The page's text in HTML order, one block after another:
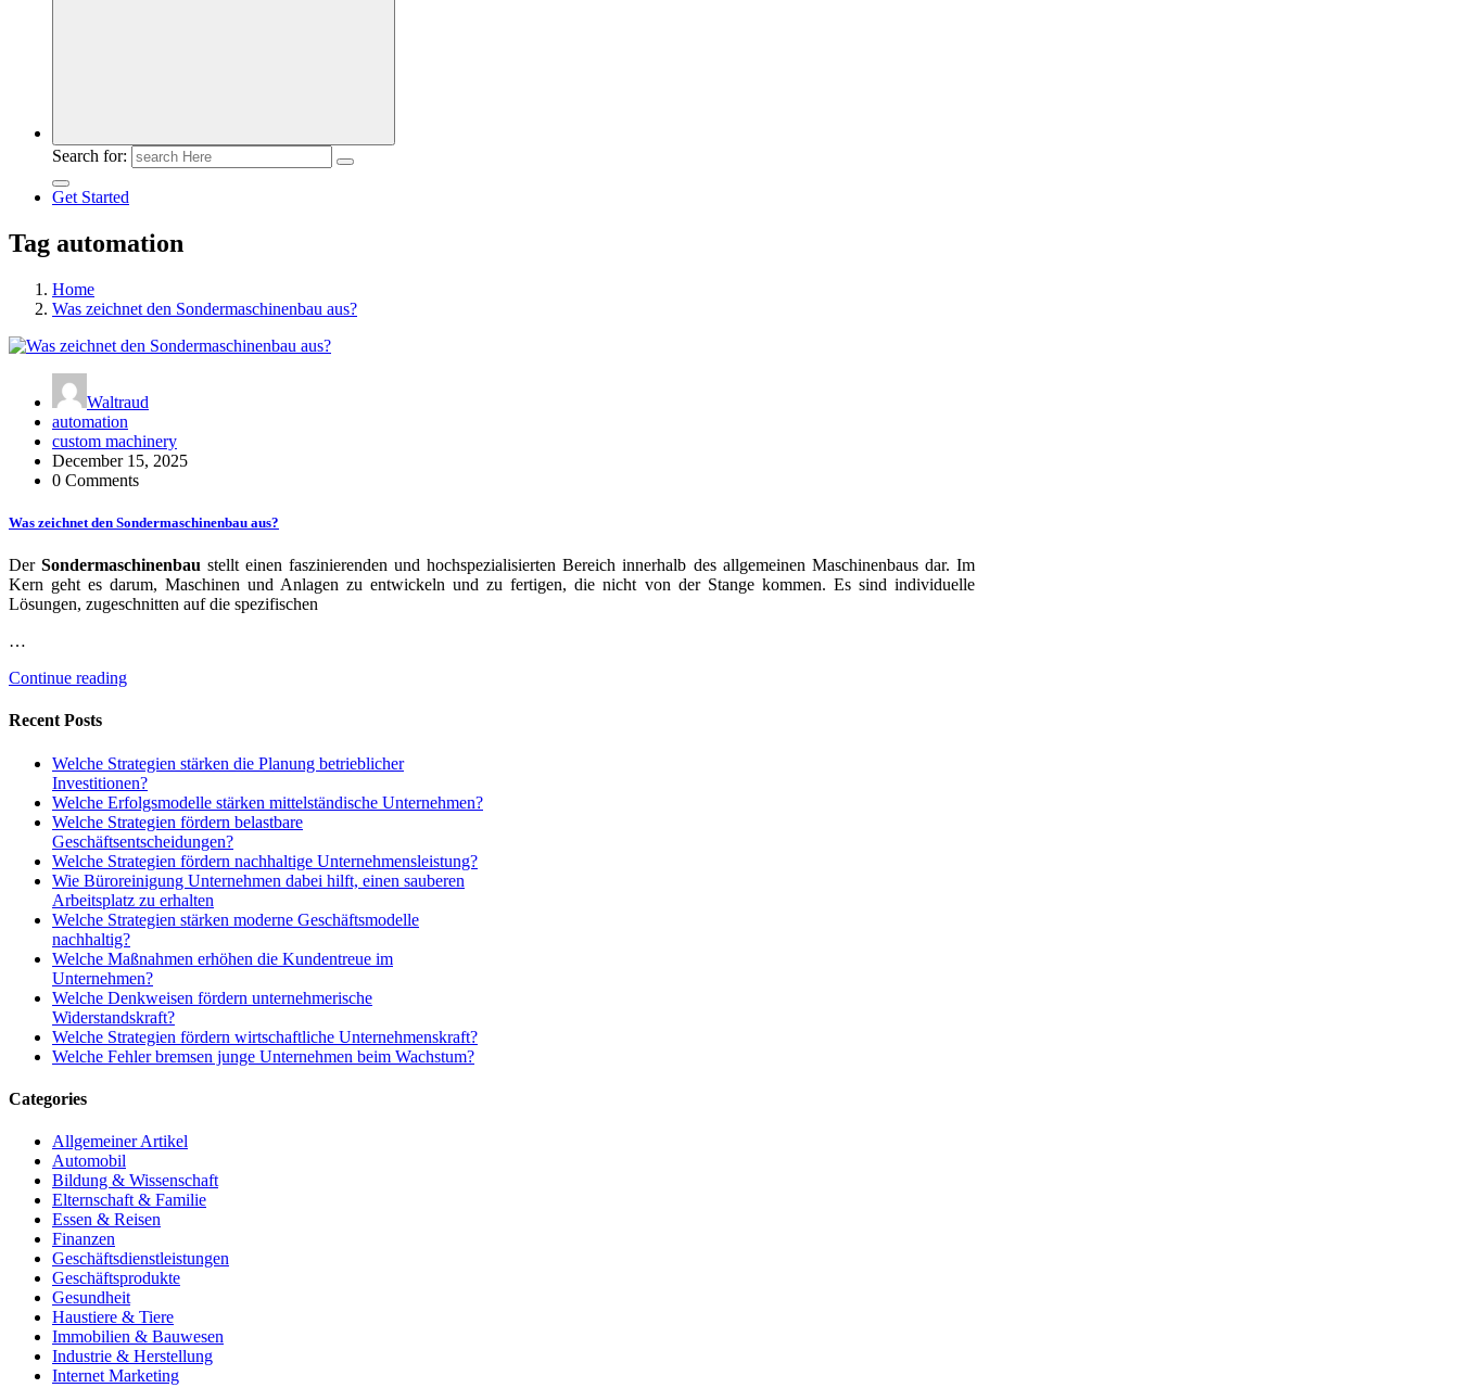
Search for:
Get Started
Tag automation
Home
Was zeichnet den Sondermaschinenbau aus?
Waltraud
automation
custom machinery
December 15, 2025
0 Comments
Was zeichnet den Sondermaschinenbau aus?
DerSondermaschinenbau stellt einen faszinierenden und hochspezialisierten Bereich innerhalb des allgemeinen Maschinenbaus dar. Im
Kern geht es darum, Maschinen und Anlagen zu entwickeln und zu fertigen, die nicht von der Stange kommen. Es sind individuelle
Lösungen, zugeschnitten auf die spezifischen
…
Continue reading
Recent Posts
Welche Strategien stärken die Planung betrieblicher
Investitionen?
Welche Erfolgsmodelle stärken mittelständische Unternehmen?
Welche Strategien fördern belastbare
Geschäftsentscheidungen?
Welche Strategien fördern nachhaltige Unternehmensleistung?
Wie Büroreinigung Unternehmen dabei hilft, einen sauberen
Arbeitsplatz zu erhalten
Welche Strategien stärken moderne Geschäftsmodelle
nachhaltig?
Welche Maßnahmen erhöhen die Kundentreue im
Unternehmen?
Welche Denkweisen fördern unternehmerische
Widerstandskraft?
Welche Strategien fördern wirtschaftliche Unternehmenskraft?
Welche Fehler bremsen junge Unternehmen beim Wachstum?
Categories
Allgemeiner Artikel
Automobil
Bildung & Wissenschaft
Elternschaft & Familie
Essen & Reisen
Finanzen
Geschäftsdienstleistungen
Geschäftsprodukte
Gesundheit
Haustiere & Tiere
Immobilien & Bauwesen
Industrie & Herstellung
Internet Marketing